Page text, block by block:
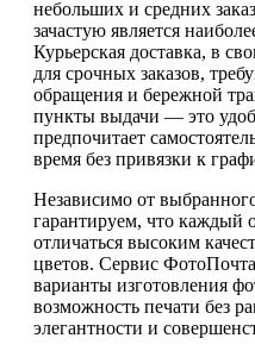
небольших и средних
зачастую является
Курьерская доставка, в
для срочных заказов,
обращения и бережной
пункты выдачи — это
предпочитает
время без привязки к
Независимо от
гарантируем, что каждый
отличаться высоким
цветов. Сервис
варианты изготовления
возможность печати без
элегантности и